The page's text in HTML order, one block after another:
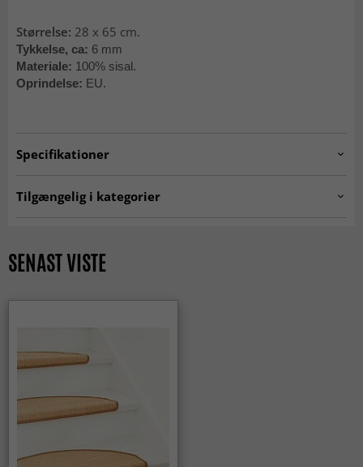
Størrelse: 28 x 65 cm.
Tykkelse, ca: 6 mm
Materiale: 100% sisal.
Oprindelse: EU.
Specifikationer
Tilgængelig i kategorier
SENAST VISTE